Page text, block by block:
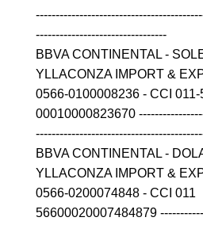
---------------------------------
BBVA CONTINENTAL -
YLLACONZA IMPORT &
0566-0100008236 - CCI 011-
00010000823670
BBVA CONTINENTAL -
YLLACONZA IMPORT &
0566-0200074848 - CCI 011
56600020007484879